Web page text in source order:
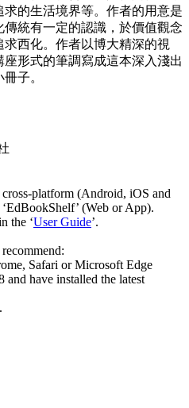
的生活境界等。作者的用意是
統有一定的認識，於價值觀念
求西化。作者以博大精深的視
形式的筆調寫成這本深入淺出
子。
platform (Android, iOS and
(Web or App).
the ‘User Guide’.
Safari or Microsoft Edge
have installed the latest